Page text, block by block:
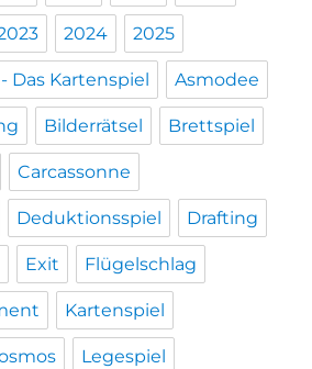
2024 2025
Das Kartenspiel Asmodee
Bilderrätsel Brettspiel
Carcassonne
Deduktionsspiel Drafting
Exit Flügelschlag
Kartenspiel
Legespiel